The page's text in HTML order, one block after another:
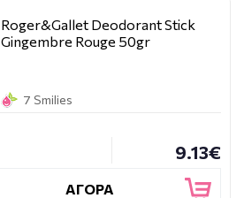
Roger&Gallet Deodorant Stick
Gingembre Rouge 50gr
7 Smilies
9.13€
ΑΓΟΡΑ